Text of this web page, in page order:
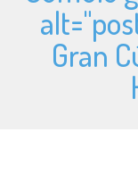
alt="
Gran